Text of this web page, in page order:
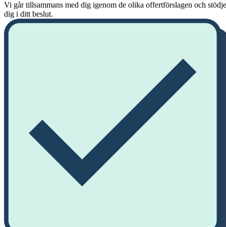
Vi går tillsammans med dig igenom de olika offertförslagen och
dig i ditt beslut.